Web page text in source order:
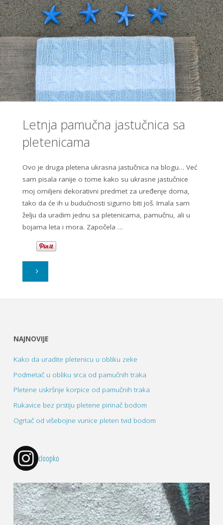
Letnja pamučna jastučnica sa
pletenicama
Ovo je druga pletena ukrasna jastučnica na blogu… Već
sam pisala ranije o tome kako su ukrasne jastučnice
moj omiljeni dekorativni predmet za uređenje doma,
tako da će ih u budućnosti sigurno biti još. Imala sam
želju da uradim jednu sa pletenicama, pamučnu, ali u
bojama leta i mora. Započela …
"Letnja
NAJNOVIJE
Kako da uradite pletenicu u obliku zeke
Podmetač u obliku srca od pamučnih traka
Pletene uskršnje korpice od pamučnih traka
Rukavice bez prstiju pletene pirinač bodom
Ogrtač od višebojne vunice pleten tvid bodom
cloopko